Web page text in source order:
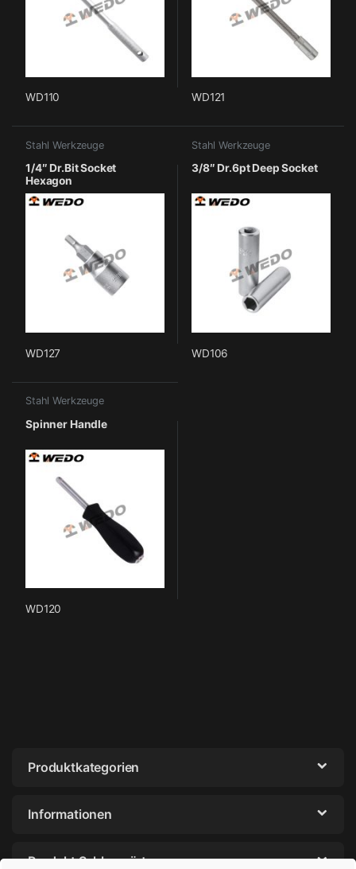
WD110 WD121
Stahl Werkzeuge
1/4″ Dr.Bit Socket
Hexagon
WD127
Stahl Werkzeuge
3/8″ Dr.6pt Deep Socket
WD106
Stahl Werkzeuge
Spinner Handle
WD120
Produktkategorien
Informationen
Produkt Schlagwörter